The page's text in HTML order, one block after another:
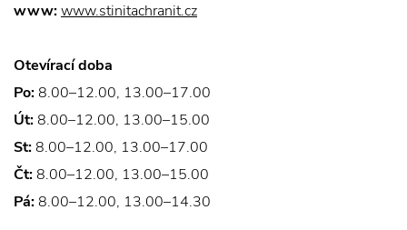
www:www.stinitachranit.cz
Otevírací doba
Po:8.00–12.00, 13.00–17.00
Út:8.00–12.00, 13.00–15.00
St:8.00–12.00, 13.00–17.00
Čt:8.00–12.00, 13.00–15.00
Pá:8.00–12.00, 13.00–14.30